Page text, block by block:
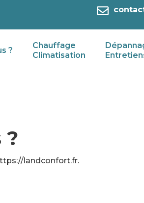
?
Chauffage
Climatisation
?
landconfort.fr.